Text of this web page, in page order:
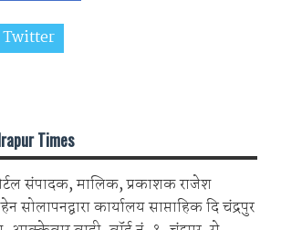
Twitter
Times
संपादक, मालिक, प्रकाशक राजेश
सोलापनद्वारा कार्यालय साप्ताहिक दि चंद्रपुर